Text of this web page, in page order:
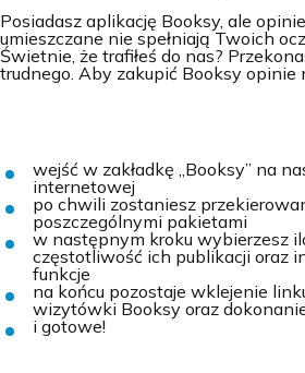
Posiadasz aplikację Booksy, ale
umieszczane nie spełniają Twoich
Świetnie, że trafiłeś do nas?
trudnego. Aby zakupić Booksy opinie
wejść w zakładkę „Booksy” na
internetowej
po chwili zostaniesz
poszczególnymi pakietami
w następnym kroku wybierzesz
częstotliwość ich publikacji oraz
funkcje
na końcu pozostaje wklejenie
wizytówki Booksy oraz
i gotowe!